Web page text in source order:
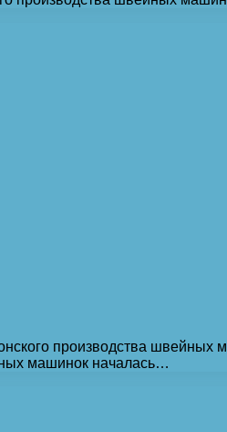
производства
машинок началась…